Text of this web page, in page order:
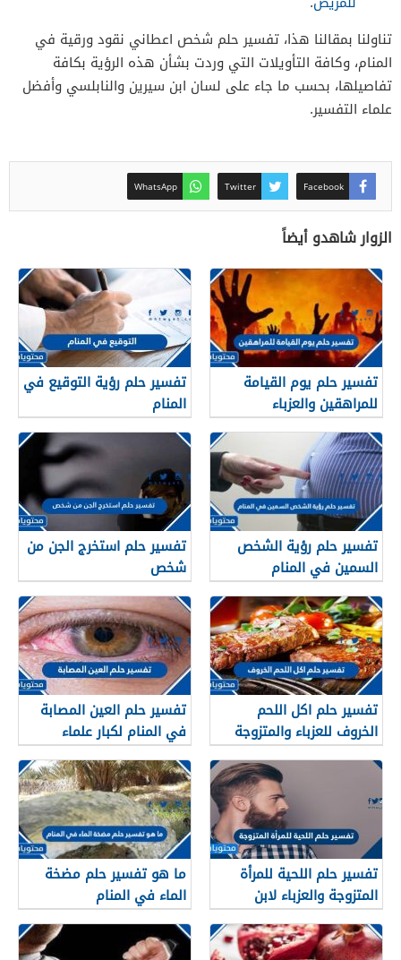
تناولنا بمقالنا هذا، تفسير حلم شخص اعطاني نقود ورقية في
المنام، وكافة التأويلات التي وردت بشأن هذه الرؤية بكافة
تفاصيلها، بحسب ما جاء على لسان ابن سيرين والنابلسي وأفضل
علماء التفسير.
Facebook
Twitter
WhatsApp
الزوار شاهدو أيضاً
تفسير حلم يوم القيامة
للمراهقين والعزباء
والمتزوجة
تفسير حلم رؤية التوقيع في
المنام
تفسير حلم رؤية الشخص
السمين في المنام
تفسير حلم استخرج الجن من
شخص
تفسير حلم اكل اللحم
الخروف للعزباء والمتزوجة
والحامل وللرجل
تفسير حلم العين المصابة
في المنام لكبار علماء
تفسير الأحلام والمنامات
تفسير حلم اللحية للمرأة
المتزوجة والعزباء لابن
سيرين وابن شاهين
ما هو تفسير حلم مضخة
الماء في المنام